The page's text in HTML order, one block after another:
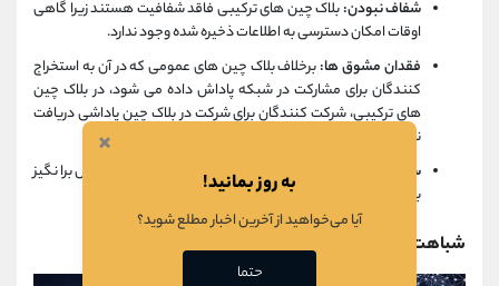
شفاف نبودن:بلاک چین های ترکیبی فاقد شفافیت هستند زیرا گاهی
اوقات امکان دسترسی به اطلاعات ذخیره شده وجود ندارد.
فقدان مشوق ها:برخلاف بلاک چین های عمومی که در آن به استخراج
کنندگان برای مشارکت در شبکه پاداش داده می شود، در بلاک چین
های ترکیبی، شرکت کنندگان برای شرکت در بلاک چین پاداشی دریافت
نمی کنند.
سرعت ارتقا آهسته:
موضوع ارتقا و توسعه یک موضوع چالش برانگیز
برای این گروه بلاک چین است.
شباهت های انواع بلاک چین
×
به روز بمانید!
آیا می‌خواهید از آخرین اخبار مطلع شوید؟
حتما